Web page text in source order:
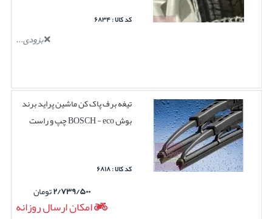
کد کالا : ۶۸۳۴
بزودی...
تیغه برف پاک کن ماشین پراید برند
بوش BOSCH - eco چپ و راست
کد کالا : ۶۸۱۸
۲/۷۳۹/۵۰۰تومان
امکان ارسال روزانه